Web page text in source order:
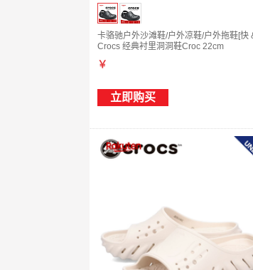
卡骆驰户外沙滩鞋/户外凉鞋/户外拖鞋[快
Crocs 经典衬里洞洞鞋Croc 22cm
￥
立即购买